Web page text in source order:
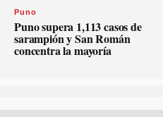
Puno
Puno supera 1,113 casos de
sarampión y San Román
concentra la mayoría